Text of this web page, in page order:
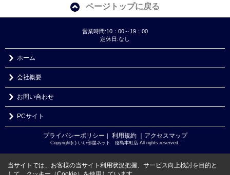
ページトップに戻る
営業時間:10：00～19：00
定休日:なし
ホーム
会社概要
お問い合わせ
PCサイト
プライバシーポリシー ｜ 利用規約 ｜アクセスマップ
Copyright(c) いい部屋ネット 徳島本町店 All rights reserved.
当サイトでは、お客様の当サイト利用状況把握、サービス向上検討を目的と